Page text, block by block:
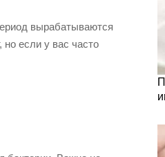
вырабатываются
если у вас часто